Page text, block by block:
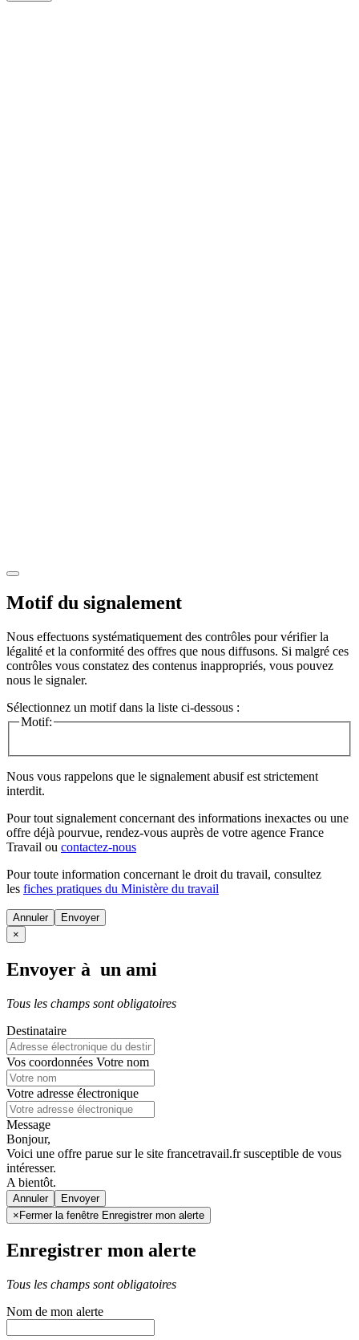
Motif du signalement
Nous effectuons systématiquement des contrôles pour vérifier la
légalité et la conformité des offres que nous diffusons. Si malgré ces
contrôles vous constatez des contenus inappropriés, vous pouvez
nous le signaler.
Sélectionnez un motif dans la liste ci-dessous :
Motif:
Nous vous rappelons que le signalement abusif est strictement
interdit.
Pour tout signalement concernant des informations inexactes ou une
offre déjà pourvue, rendez-vous auprès de votre agence France
Travail ou contactez-nous
Pour toute information concernant le droit du travail, consultez
les fiches pratiques du Ministère du travail
Annuler
×
Envoyer à un ami
Tous les champs sont obligatoires
Destinataire
Vos coordonnées Votre nom
Votre adresse électronique
Message
Bonjour,
Voici une offre parue sur le site francetravail.fr susceptible de vous
intéresser.
A bientôt.
Annuler
× Fermer la fenêtre Enregistrer mon alerte
Enregistrer mon alerte
Tous les champs sont obligatoires
Nom de mon alerte